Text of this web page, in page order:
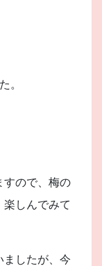
。
すので、梅の
しんでみて
ましたが、今